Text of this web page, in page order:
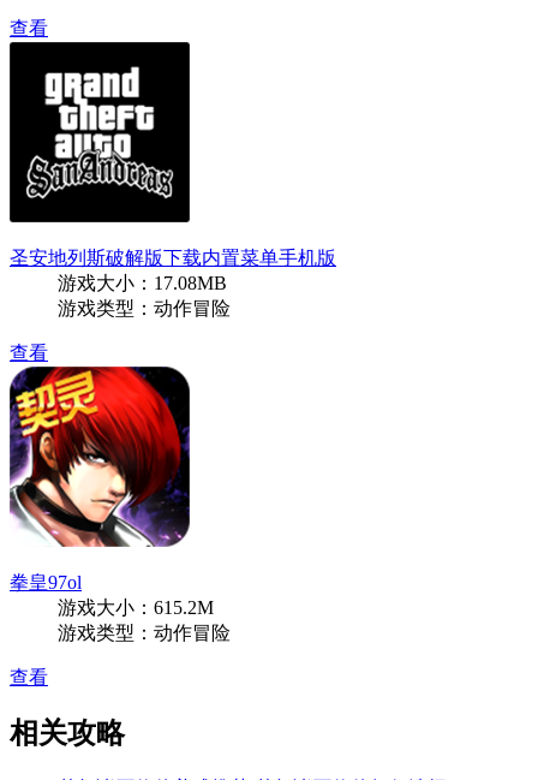
查看
圣安地列斯破解版下载内置菜单手机版
游戏大小：17.08MB
游戏类型：动作冒险
查看
拳皇97ol
游戏大小：615.2M
游戏类型：动作冒险
查看
相关攻略